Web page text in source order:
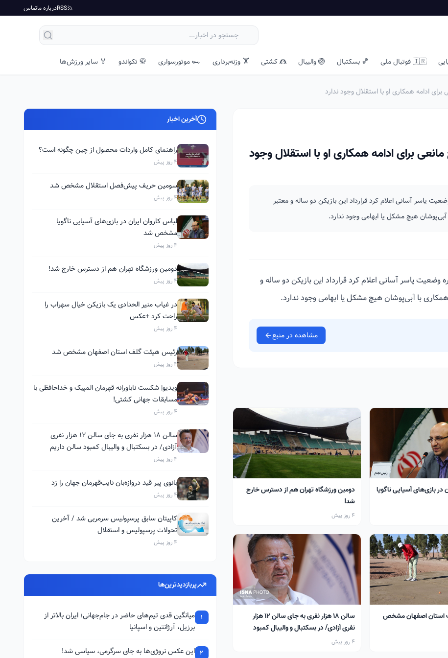
RSSدرباره ماتماس
🇮🇷 فوتبال ملی 🏀 بسکتبال 🏐 والیبال 🤼 کشتی 🏋️ وزنه‌برداری 🏎️ موتورسواری 🥋 تکواندو 🏅 سایر ورزش‌ها
ادامه همکاری او با استقلال وجود ندارد
برای ادامه همکاری او با استقلال وجود
یاسر آسانی اعلام کرد قرارداد این بازیکن دو ساله و معتبر
هیچ مشکل یا ابهامی وجود ندارد.
وضعیت یاسر آسانی اعلام کرد قرارداد این بازیکن دو ساله و
با آبی‌پوشان هیچ مشکل یا ابهامی وجود ندارد.
مشاهده در منبع
در بازی‌های آسیایی ناگویا
دومین ورزشگاه تهران هم از دسترس خارج
شد!
4 روز پیش
استان اصفهان مشخص
سالن ۱۸ هزار نفری به جای سالن ۱۲ هزار
نفری آزادی/ در بسکتبال و والیبال کمبود
سالن داریم
4 روز پیش
آخرین اخبار
راهنمای کامل واردات محصول از چین چگونه است؟
4 روز پیش
سومین حریف پیش‌فصل استقلال مشخص شد
4 روز پیش
لباس کاروان ایران در بازی‌های آسیایی ناگویا
مشخص شد
4 روز پیش
دومین ورزشگاه تهران هم از دسترس خارج شد!
4 روز پیش
در غیاب منیر الحدادی یک بازیکن خیال سهراب را
راحت کرد +عکس
4 روز پیش
رئیس هیئت گلف استان اصفهان مشخص شد
4 روز پیش
ویدیو| شکست ناباورانه قهرمان المپیک و خداحافظی با
مسابقات جهانی کشتی!
4 روز پیش
سالن ۱۸ هزار نفری به جای سالن ۱۲ هزار نفری
آزادی/ در بسکتبال و والیبال کمبود سالن داریم
4 روز پیش
بانوی پیر قید دروازه‌بان نایب‌قهرمان جهان را زد
4 روز پیش
کاپیتان سابق پرسپولیس سرمربی شد / آخرین
تحولات پرسپولیس و استقلال
4 روز پیش
پربازدیدترین‌ها
1
میانگین قدی تیم‌های حاضر در جام‌جهانی؛ ایران بالاتر از
برزیل، آرژانتین و اسپانیا
2 این عکس نروژی‌ها به جای سرگرمی، سیاسی شد!